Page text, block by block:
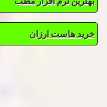
خرید هاست ارزان